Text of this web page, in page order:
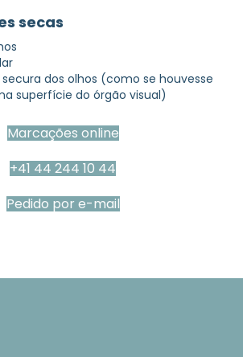
secas
dos olhos (como se houvesse
superfície do órgão visual)
Marcações online
+41 44 244 10 44
Pedido por e-mail